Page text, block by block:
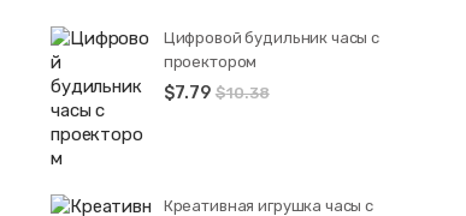
Цифровой будильник часы с
проектором
$7.79 $10.38
Креативная игрушка часы c